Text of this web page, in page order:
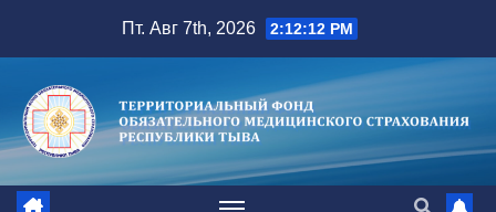
содержимому
Пт. Авг 7th, 2026 2:12:13 PM